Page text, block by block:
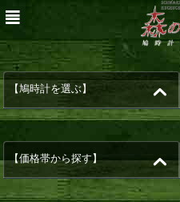
【鳩時計を選ぶ】
【価格帯から探す】